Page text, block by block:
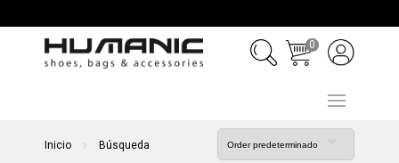
0
Inicio Búsqueda